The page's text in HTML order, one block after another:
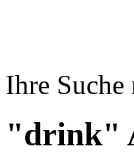
Ihre Suche
"drink"